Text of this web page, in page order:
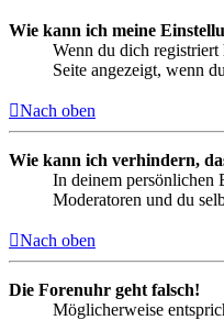
Wie kann ich meine
Wenn du dich registriert
Seite angezeigt, wenn
Nach oben
Wie kann ich verhindern,
In deinem persönlichen
Moderatoren und du
Nach oben
Die Forenuhr geht falsch!
Möglicherweise